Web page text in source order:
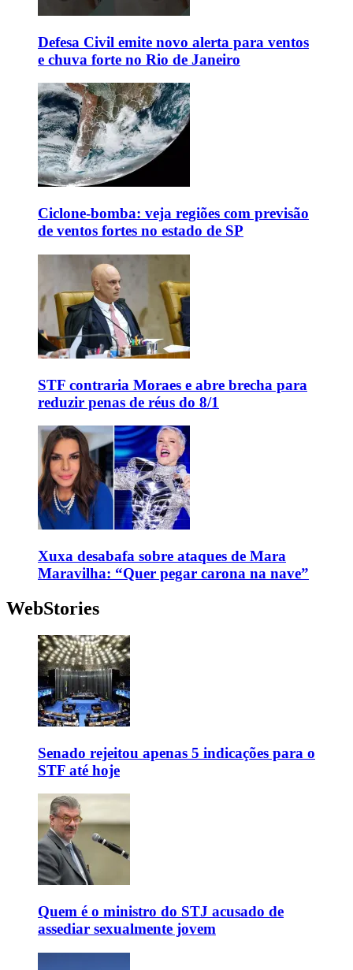
Defesa Civil emite novo alerta para ventos
e chuva forte no Rio de Janeiro
Ciclone-bomba: veja regiões com previsão
de ventos fortes no estado de SP
STF contraria Moraes e abre brecha para
reduzir penas de réus do 8/1
Xuxa desabafa sobre ataques de Mara
Maravilha: “Quer pegar carona na nave”
WebStories
Senado rejeitou apenas 5 indicações para o
STF até hoje
Quem é o ministro do STJ acusado de
assediar sexualmente jovem